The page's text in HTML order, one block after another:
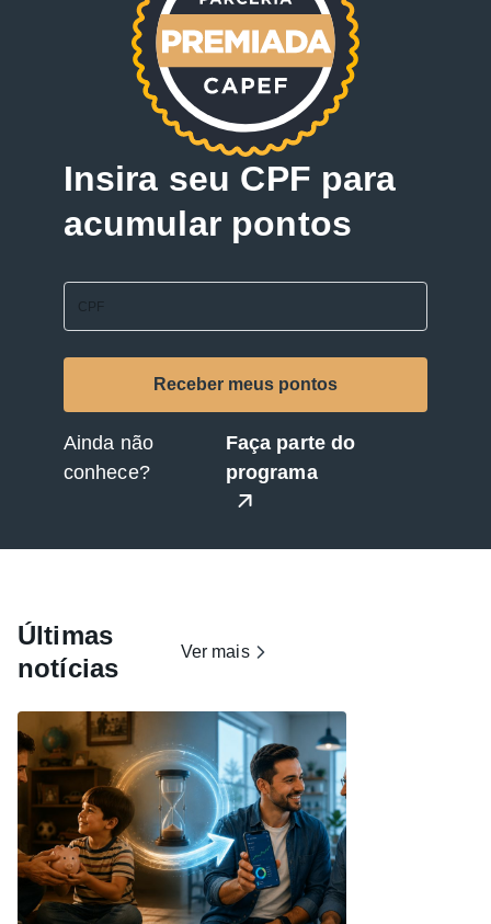
Insira seu CPF para
acumular pontos
Ainda não
conhece?
Faça parte do
programa
Últimas
notícias
Ver mais